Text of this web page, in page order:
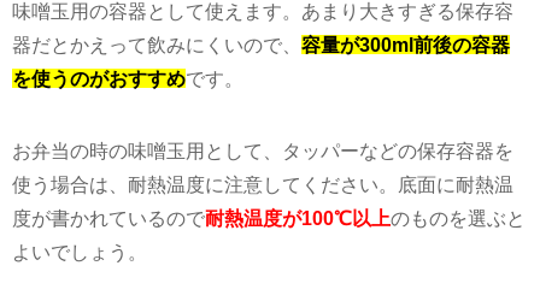
味噌玉用の容器として使えます。あまり大きすぎる保存容
器だとかえって飲みにくいので、 容量が300ml前後の容器
を使うのがおすすめです。
お弁当の時の味噌玉用として、タッパーなどの保存容器を
使う場合は、耐熱温度に注意してください。底面に耐熱温
度が書かれているので耐熱温度が100℃以上のものを選ぶと
よいでしょう。